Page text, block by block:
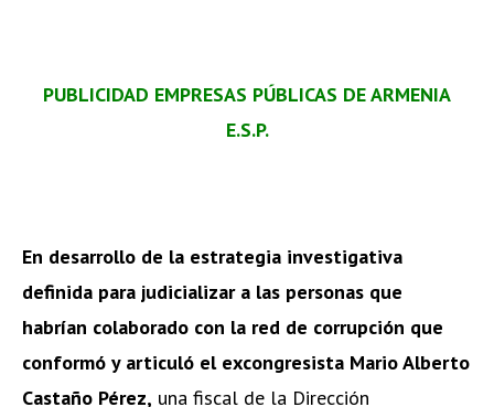
PUBLICIDAD EMPRESAS PÚBLICAS DE ARMENIA
E.S.P.
En desarrollo de la estrategia investigativa
definida para judicializar a las personas que
habrían colaborado con la red de corrupción que
conformó y articuló el excongresista Mario Alberto
Castaño Pérez, una fiscal de la Dirección